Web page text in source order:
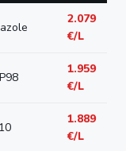
2.079
€/L
1.959
€/L
1.889
€/L